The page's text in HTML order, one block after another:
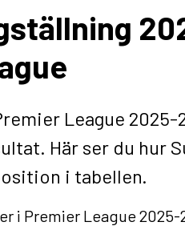
League
Här ser du hur
i tabellen.
i Premier League